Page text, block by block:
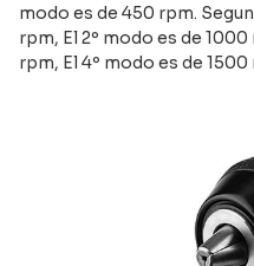
modo es de 450 rpm.
rpm, El 2º modo es de
rpm, El 4º modo es de 1500